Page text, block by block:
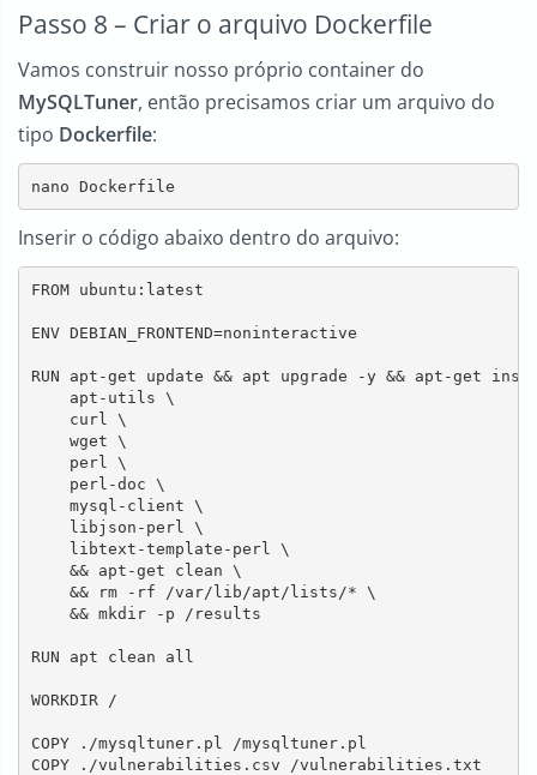
Passo 8 – Criar o arquivo Dockerfile
Vamos construir nosso próprio container do
MySQLTuner, então precisamos criar um arquivo do
tipo Dockerfile:
nano Dockerfile
Inserir o código abaixo dentro do arquivo:
FROM ubuntu:latest
ENV DEBIAN_FRONTEND=noninteractive
RUN apt-get update && apt upgrade -y && apt-get
    apt-utils \
    curl \
    wget \
    perl \
    perl-doc \
    mysql-client \
    libjson-perl \
    libtext-template-perl \
    && apt-get clean \
    && rm -rf /var/lib/apt/lists/* \
    && mkdir -p /results
RUN apt clean all
WORKDIR /
COPY ./mysqltuner.pl /mysqltuner.pl
COPY ./vulnerabilities.csv /vulnerabilities.txt